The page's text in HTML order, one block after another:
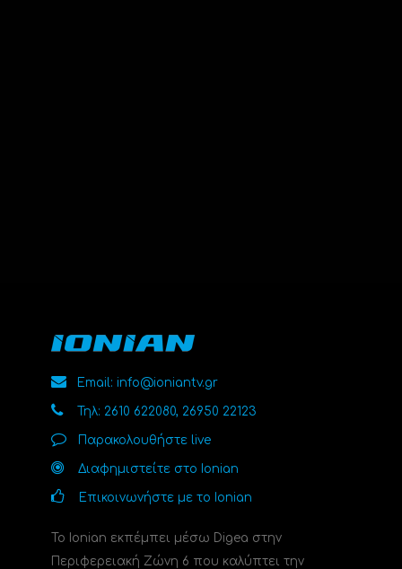
Email: info@ioniantv.gr
Τηλ: 2610 622080, 26950 22123
Παρακολουθήστε live
Διαφημιστείτε στο Ionian
Επικοινωνήστε με το Ionian
Το Ionian εκπέμπει μέσω Digea στην
Περιφερειακή Ζώνη 6 που καλύπτει την